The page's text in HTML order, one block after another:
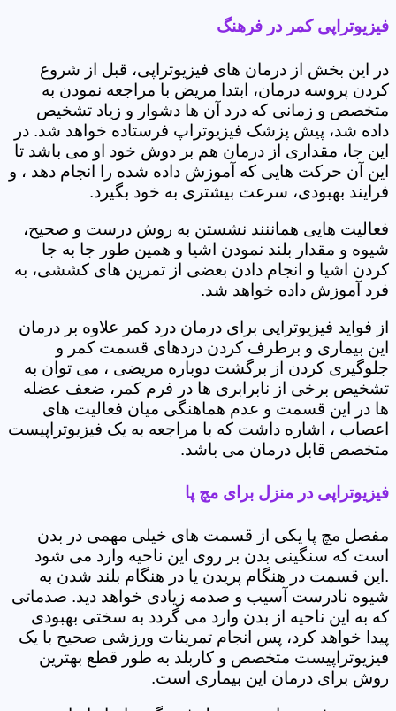
فیزیوتراپی کمر در فرهنگ
در این بخش از درمان های فیزیوتراپی، قبل از شروع
کردن پروسه درمان، ابتدا مریض با مراجعه نمودن به
متخصص و زمانی که درد آن ها دشوار و زیاد تشخیص
داده شد، پیش پزشک فیزیوتراپ فرستاده خواهد شد. در
این جا، مقداری از درمان هم بر دوش خود او می باشد تا
این آن حرکت هایی که آموزش داده شده را انجام دهد ، و
فرایند بهبودی، سرعت بیشتری به خود بگیرد.
فعالیت هایی هماننند نشستن به روش درست و صحیح،
شیوه و مقدار بلند نمودن اشیا و همین طور جا به جا
کردن اشیا و انجام دادن بعضی از تمرین های کششی، به
فرد آموزش داده خواهد شد.
از فواید فیزیوتراپی برای درمان درد کمر علاوه بر درمان
این بیماری و برطرف کردن دردهای قسمت کمر و
جلوگیری کردن از برگشت دوباره مریضی ، می توان به
تشخیص برخی از نابرابری ها در فرم کمر، ضعف عضله
ها در این قسمت و عدم هماهنگی میان فعالیت های
اعصاب ، اشاره داشت که با مراجعه به یک فیزیوتراپیست
متخصص قابل درمان می باشد.
فیزیوتراپی در منزل برای مچ پا
مفصل مچ پا یکی از قسمت های خیلی مهمی در بدن
است که سنگینی بدن بر روی این ناحیه وارد می شود
.این قسمت در هنگام پریدن یا در هنگام بلند شدن به
شیوه نادرست آسیب و صدمه زیادی خواهد دید. صدماتی
که به این ناحیه از بدن وارد می گردد به سختی بهبودی
پیدا خواهد کرد، پس انجام تمرینات ورزشی صحیح با یک
فیزیوتراپیست متخصص و کاربلد به طور قطع بهترین
روش برای درمان این بیماری است.